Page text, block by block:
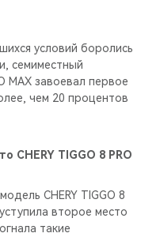
условий боролись
семиместный
MAX завоевал первое
чем 20 процентов
CHERY TIGGO 8 PRO
CHERY TIGGO 8
второе место
такие